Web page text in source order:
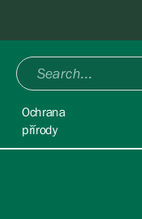
Ochrana
přírody